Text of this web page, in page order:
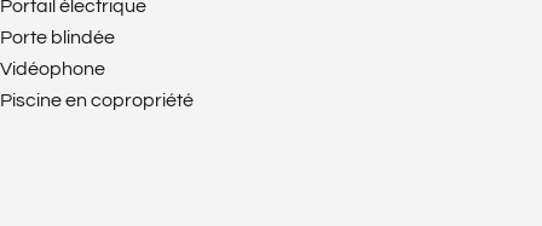
Portail électrique
Porte blindée
Vidéophone
Piscine en copropriété